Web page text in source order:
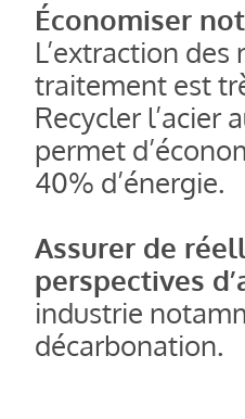
Économiser
L’extraction
traitement est
Recycler l’acier
permet
40% d’énergie.
Assurer de
perspectives
industrie
décarbonation.